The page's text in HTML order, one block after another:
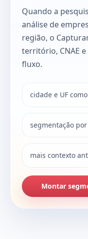
Quando a
análise de
região, o
território, CNAE
fluxo.
cidade e UF
segmentação
mais contexto
Montar